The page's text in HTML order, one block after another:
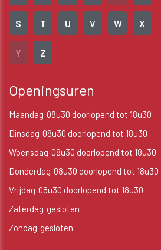
S T U V W X
Y Z
Openingsuren
Maandag 08u30 doorlopend tot 18u30
Dinsdag 08u30 doorlopend tot 18u30
Woensdag 08u30 doorlopend tot 18u30
Donderdag 08u30 doorlopend tot 18u30
Vrijdag 08u30 doorlopend tot 18u30
Zaterdag gesloten
Zondag gesloten